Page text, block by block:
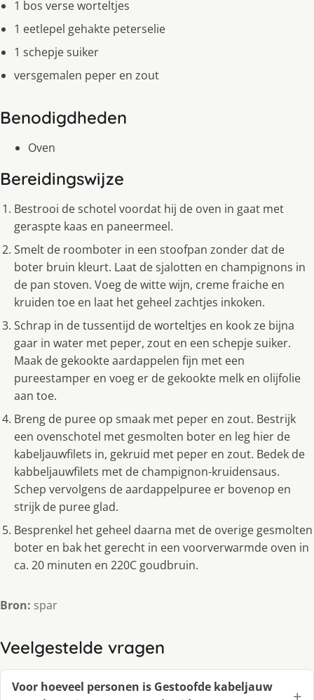
1 bos verse worteltjes
1 eetlepel gehakte peterselie
1 schepje suiker
versgemalen peper en zout
Benodigdheden
Oven
Bereidingswijze
Bestrooi de schotel voordat hij de oven in gaat met
geraspte kaas en paneermeel.
Smelt de roomboter in een stoofpan zonder dat de
boter bruin kleurt. Laat de sjalotten en champignons in
de pan stoven. Voeg de witte wijn, creme fraiche en
kruiden toe en laat het geheel zachtjes inkoken.
Schrap in de tussentijd de worteltjes en kook ze bijna
gaar in water met peper, zout en een schepje suiker.
Maak de gekookte aardappelen fijn met een
pureestamper en voeg er de gekookte melk en olijfolie
aan toe.
Breng de puree op smaak met peper en zout. Bestrijk
een ovenschotel met gesmolten boter en leg hier de
kabeljauwfilets in, gekruid met peper en zout. Bedek de
kabbeljauwfilets met de champignon-kruidensaus.
Schep vervolgens de aardappelpuree er bovenop en
strijk de puree glad.
Besprenkel het geheel daarna met de overige gesmolten
boter en bak het gerecht in een voorverwarmde oven in
ca. 20 minuten en 220C goudbruin.
Bron: spar
Veelgestelde vragen
Voor hoeveel personen is Gestoofde kabeljauw